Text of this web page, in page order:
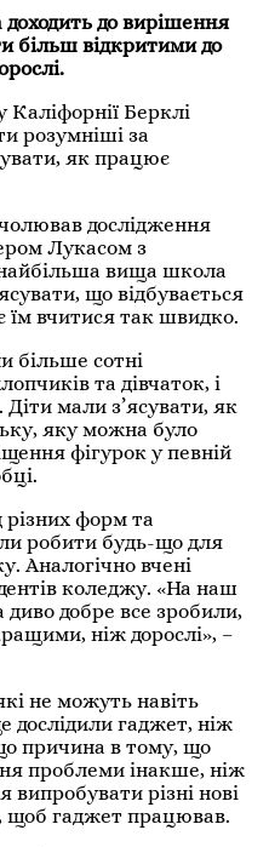
до вирішення
більш відкритими до
Каліфорнії Берклі
розумніші за
як працює
дослідження
Лукасом з
вища школа
що відбувається
їм вчитися так швидко.
більше сотні
та дівчаток, і
мали з’ясувати, як
яку можна було
фігурок у певній
форм та
робити будь-що для
Аналогічно вчені
коледжу. «На наш
диво добре все зробили,
ніж дорослі», –
не можуть навіть
дослідили гаджет, ніж
причина в тому, що
проблеми інакше, ніж
випробувати різні нові
щоб гаджет працював.